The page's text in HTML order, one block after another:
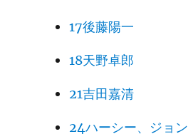
17後藤陽一
18天野卓郎
21吉田嘉清
24ハーシー、ジョン